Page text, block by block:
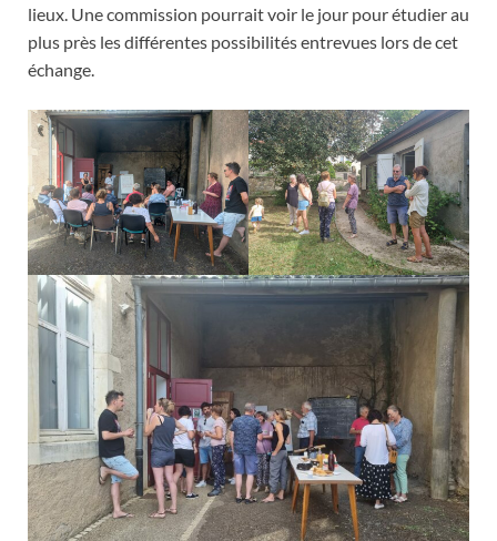
lieux. Une commission pourrait voir le jour pour étudier au
plus près les différentes possibilités entrevues lors de cet
échange.